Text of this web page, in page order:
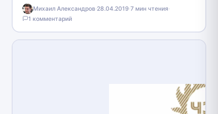
компании «Иркутскэнергосбыт». В ней содержится
комплексная информация об услугах предприятия,…
Михаил Александров·28.04.2019·7 мин чтения·
1 комментарий